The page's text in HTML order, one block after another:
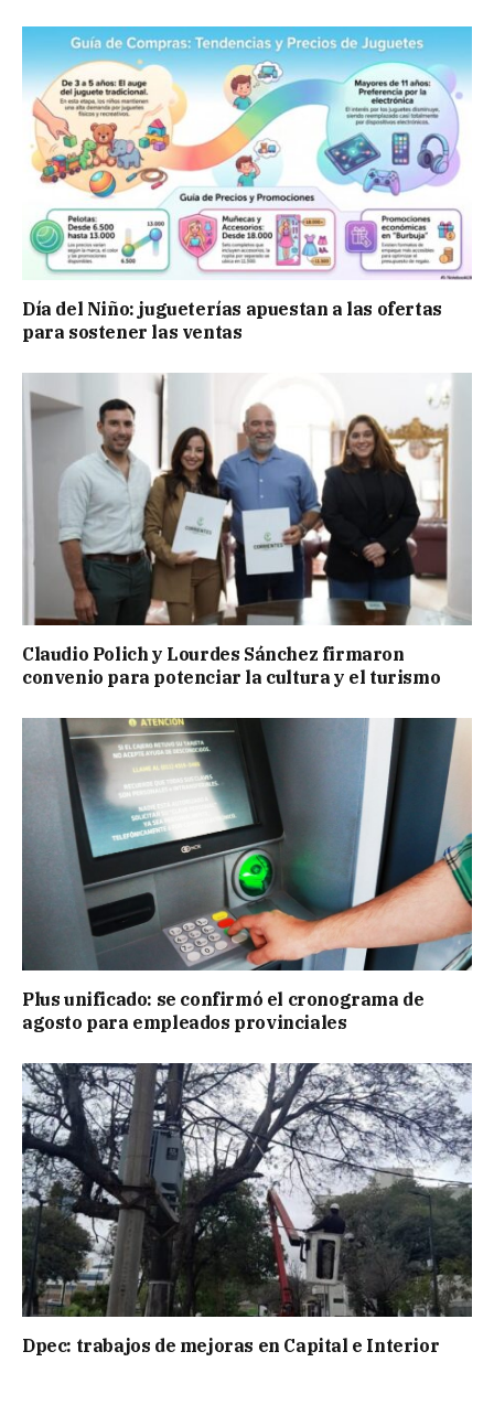
Día del Niño: jugueterías apuestan a las ofertas
para sostener las ventas
Claudio Polich y Lourdes Sánchez firmaron
convenio para potenciar la cultura y el turismo
Plus unificado: se confirmó el cronograma de
agosto para empleados provinciales
Dpec: trabajos de mejoras en Capital e Interior